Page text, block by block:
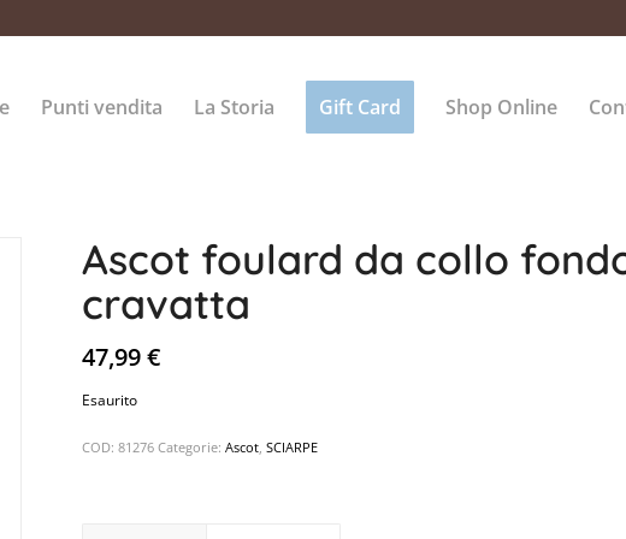
Punti vendita La Storia Gift Card Shop Online
Ascot foulard da collo
cravatta
47,99€
Esaurito
COD:81276 Categorie:Ascot,SCIARPE